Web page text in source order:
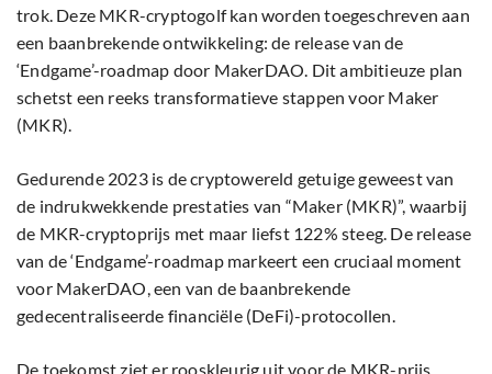
trok. Deze MKR-cryptogolf kan worden toegeschreven aan
een baanbrekende ontwikkeling: de release van de
‘Endgame’-roadmap door MakerDAO. Dit ambitieuze plan
schetst een reeks transformatieve stappen voor Maker
(MKR).
Gedurende 2023 is de cryptowereld getuige geweest van
de indrukwekkende prestaties van “Maker (MKR)”, waarbij
de MKR-cryptoprijs met maar liefst 122% steeg. De release
van de ‘Endgame’-roadmap markeert een cruciaal moment
voor MakerDAO, een van de baanbrekende
gedecentraliseerde financiële (DeFi)-protocollen.
De toekomst ziet er rooskleurig uit voor de MKR-prijs,